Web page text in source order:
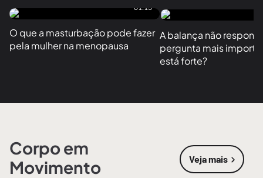
01:13
O que a masturbação pode fazer
pela mulher na menopausa
A balança não
pergunta mais
está forte?
Corpo em
Movimento
Veja mais
sobre